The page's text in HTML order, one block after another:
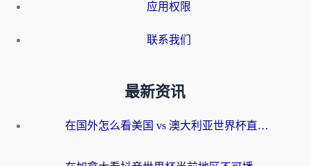
应用权限
联系我们
最新资讯
在国外怎么看美国 vs 澳大利亚世界杯直播？海外党必藏的中文解说观赛指南